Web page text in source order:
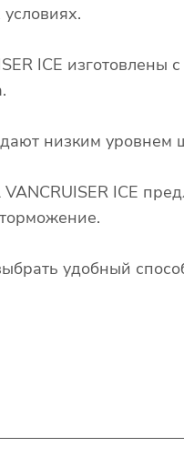
ICE изготовлены
низким уровнем
ICE
удобный